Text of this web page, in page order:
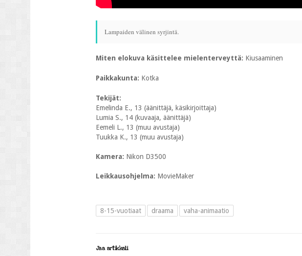
Lampaiden välinen syrjintä.
Miten elokuva käsittelee mielenterveyttä: Kiusaaminen
Paikkakunta: Kotka
Tekijät:
Emelinda E., 13 (äänittäjä, käsikirjoittaja)
Lumia S., 14 (kuvaaja, äänittäjä)
Eemeli L., 13 (muu avustaja)
Tuukka K., 13 (muu avustaja)
Kamera: Nikon D3500
Leikkausohjelma: MovieMaker
8-15-vuotiaat draama vaha-animaatio
Jaa artikkeli